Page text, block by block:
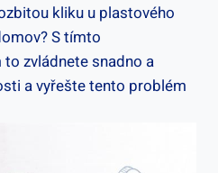
kliku u plastového
S tímto
zvládnete snadno a
a vyřešte⁢ tento problém